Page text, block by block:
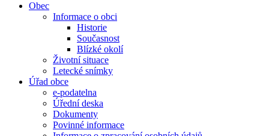
Obec
Informace o obci
Historie
Současnost
Blízké okolí
Životní situace
Letecké snímky
Úřad obce
e-podatelna
Úřední deska
Dokumenty
Povinné informace